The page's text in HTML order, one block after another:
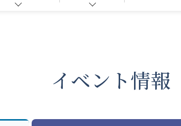
イベント情報